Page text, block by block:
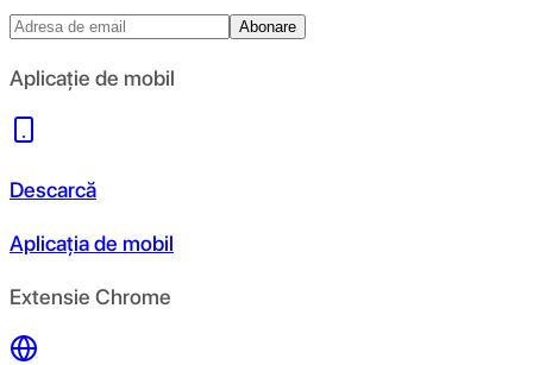
Abonare
Aplicație de mobil
Descarcă
Aplicația de mobil
Extensie Chrome